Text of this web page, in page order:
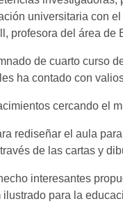
universitaria con
profesora del área
de cuarto curso
ha contado con
cercando
rediseñar el aula
de las cartas y
interesantes
para la